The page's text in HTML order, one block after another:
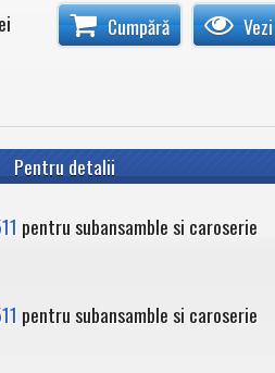
Cumpără Vezi
Pentru detalii
pentru subansamble si caroserie
pentru subansamble si caroserie